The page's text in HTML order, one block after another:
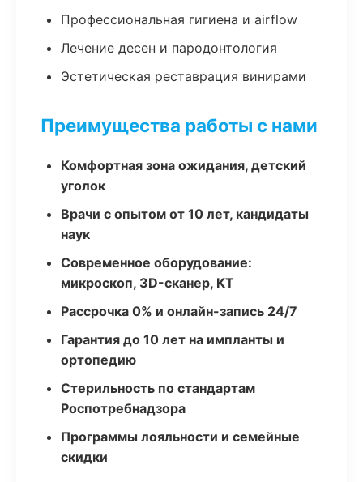
Профессиональная гигиена и airflow
Лечение десен и пародонтология
Эстетическая реставрация винирами
Преимущества работы с нами
Комфортная зона ожидания, детский
уголок
Врачи с опытом от 10 лет, кандидаты
наук
Современное оборудование:
микроскоп, 3D-сканер, КТ
Рассрочка 0% и онлайн-запись 24/7
Гарантия до 10 лет на импланты и
ортопедию
Стерильность по стандартам
Роспотребнадзора
Программы лояльности и семейные
скидки